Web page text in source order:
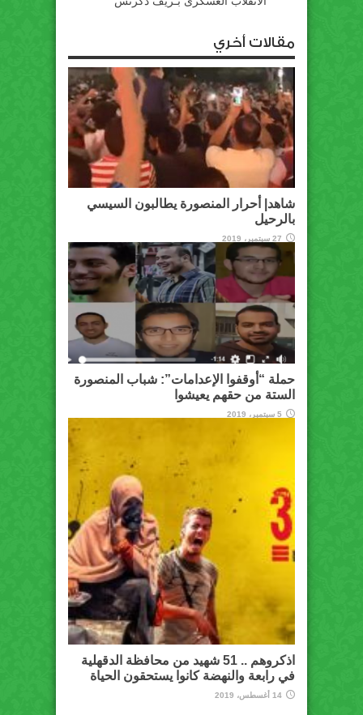
مقالات أخري
شاهد| أحرار المنصورة يطالبون السيسي
بالرحيل
27 سبتمبر، 2019
حملة “أوقفوا الإعدامات”: شباب المنصورة
الستة من حقهم يعيشوا
5 سبتمبر، 2019
اذكروهم .. 51 شهيد من محافظة الدقهلية
في رابعة والنهضة كانوا يستحقون الحياة
14 أغسطس، 2019